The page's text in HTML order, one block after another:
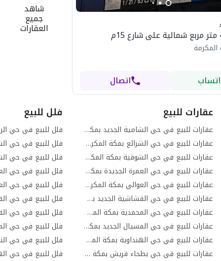
المكرمة
اتصال
شاهد
جميع
العقارات
عقارات للبيع
عقارات للبيع في حي الشامية الجديد بمكة المكرمة
عقارات للبيع في حي الشرائع بمكة المكرمة
عقارات للبيع في حي الشوقية بمكة المكرمة
عقارات للبيع في حي العمرة الجديدة بمكة المكرمة
عقارات للبيع في حي العوالي بمكة المكرمة
عقارات للبيع في حي القشاشية الجديد بمكة المكرمة
عقارات للبيع في حي المحمدية بمكة المكرمة
عقارات للبيع في حي المسيال الجديد بمكة المكرمة
عقارات للبيع في حي الهنداوية بمكة المكرمة
عقارات للبيع في حي بطحاء قريش بمكة المكرمة
فلل للبيع
فلل للبيع في حي
فلل للبيع في حي
فلل للبيع في حي
فلل للبيع في حي
فلل للبيع في حي